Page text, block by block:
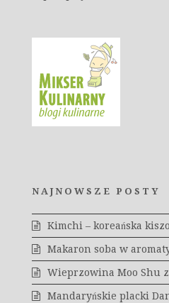
NAJNOWSZE POSTY
Kimchi – koreańska
Makaron soba w
Wieprzowina Moo Shu
Mandaryńskie placki